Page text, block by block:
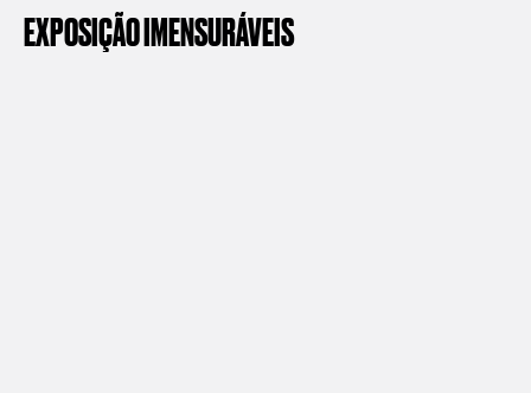
EXPOSIÇÃOIMENSURÁVEIS